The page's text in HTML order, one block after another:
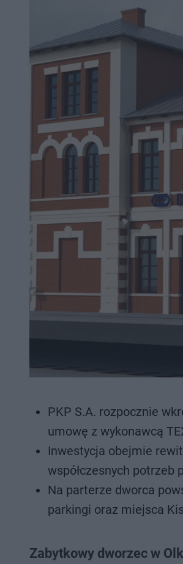
PKP S.A. rozpocznie
umowę z wykonawcą
Inwestycja obejmie
współczesnych potrzeb
Na parterze dworca
parkingi oraz miejsca
Zabytkowy dworzec w